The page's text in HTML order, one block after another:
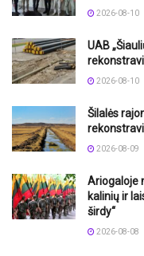
2026-08-10
UAB
2026-08-10
Šilalės
2026-08-09
Ariogaloje
kalinių ir
širdy“
2026-08-08